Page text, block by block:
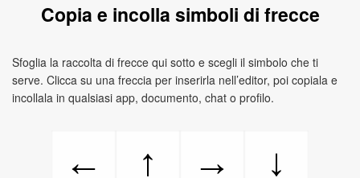
Copia e incolla simboli di frecce
Sfoglia la raccolta di frecce qui sotto e scegli il simbolo che ti
serve. Clicca su una freccia per inserirla nell’editor, poi copiala e
incollala in qualsiasi app, documento, chat o profilo.
← ↑ →
↓